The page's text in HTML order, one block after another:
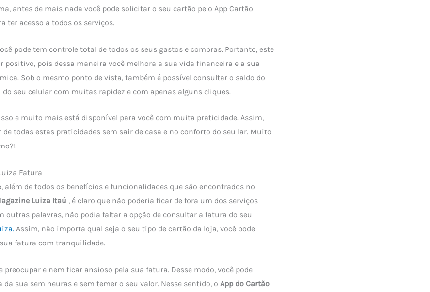
antes de mais nada você pode solicitar o seu cartão pelo App Cartão
ter acesso a todos os serviços.
pode tem controle total de todos os seus gastos e compras. Portanto, este
positivo, pois dessa maneira você melhora a sua vida financeira e a sua
Sob o mesmo ponto de vista, também é possível consultar o saldo do
do seu celular com muitas rapidez e com apenas alguns cliques.
e muito mais está disponível para você com muita praticidade. Assim,
de todas estas praticidades sem sair de casa e no conforto do seu lar. Muito
Fatura
além de todos os benefícios e funcionalidades que são encontrados no
Luiza Itaú , é claro que não poderia ficar de fora um dos serviços
outras palavras, não podia faltar a opção de consultar a fatura do seu
Assim, não importa qual seja o seu tipo de cartão da loja, você pode
fatura com tranquilidade.
preocupar e nem ficar ansioso pela sua fatura. Desse modo, você pode
sua sem neuras e sem temer o seu valor. Nesse sentido, o App do Cartão